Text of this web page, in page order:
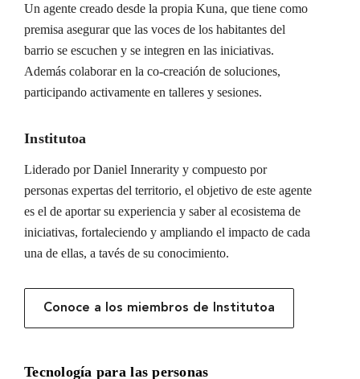
Un agente creado desde la propia Kuna, que tiene como
premisa asegurar que las voces de los habitantes del
barrio se escuchen y se integren en las iniciativas.
Además colaborar en la co-creación de soluciones,
participando activamente en talleres y sesiones.
Institutoa
Liderado por Daniel Innerarity y compuesto por
personas expertas del territorio, el objetivo de este agente
es el de aportar su experiencia y saber al ecosistema de
iniciativas, fortaleciendo y ampliando el impacto de cada
una de ellas, a tavés de su conocimiento.
Conoce a los miembros de Institutoa
Tecnología para las personas